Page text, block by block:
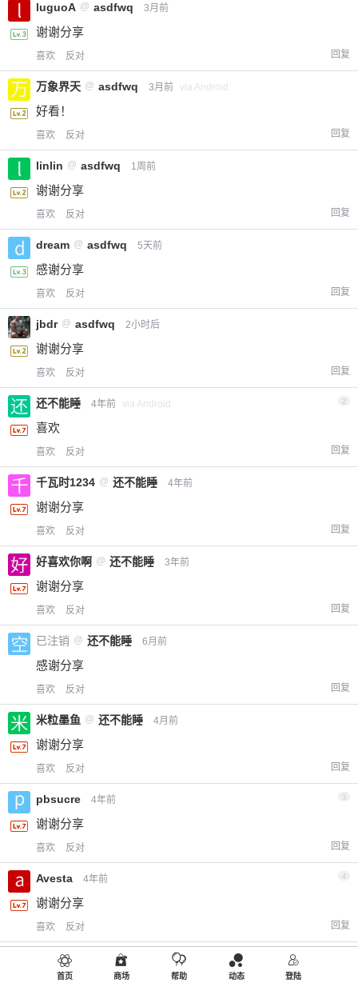
luguoA @ asdfwq 3月前
谢谢分享
喜欢 反对 回复
万象界天 @ asdfwq 3月前 via Android
好看！
喜欢 反对 回复
linlin @ asdfwq 1周前
谢谢分享
喜欢 反对 回复
dream @ asdfwq 5天前
感谢分享
喜欢 反对 回复
jbdr @ asdfwq 2小时后
谢谢分享
喜欢 反对 回复
还不能睡 4年前 via Android 2
喜欢
喜欢 反对 回复
千瓦时1234 @ 还不能睡 4年前
谢谢分享
喜欢 反对 回复
好喜欢你啊 @ 还不能睡 3年前
谢谢分享
喜欢 反对 回复
已注销 @ 还不能睡 6月前
感谢分享
喜欢 反对 回复
米粒墨鱼 @ 还不能睡 4月前
谢谢分享
喜欢 反对 回复
pbsucre 4年前 3
谢谢分享
喜欢 反对 回复
Avesta 4年前 4
谢谢分享
喜欢 反对 回复
侃侃 4年前
谢谢分享
首页 商场 帮助 动态 登陆